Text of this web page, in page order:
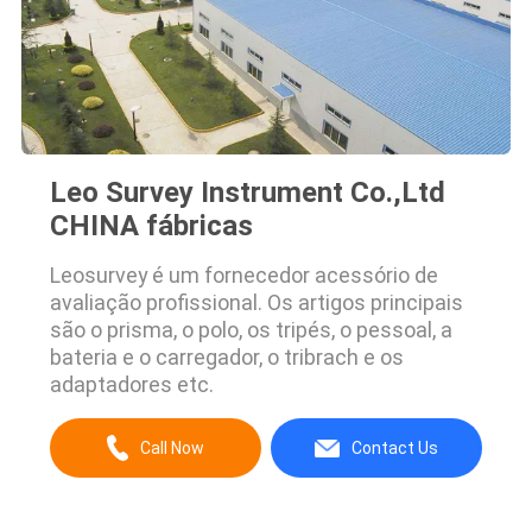
Leo Survey Instrument Co.,Ltd
CHINA fábricas
Leosurvey é um fornecedor acessório de
avaliação profissional. Os artigos principais
são o prisma, o polo, os tripés, o pessoal, a
bateria e o carregador, o tribrach e os
adaptadores etc.
Call Now Contact Us